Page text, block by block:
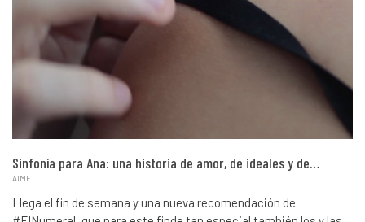
Sinfonía para Ana: una historia de amor, de ideales y de…
AIMÉ
Llega el fin de semana y una nueva recomendación de